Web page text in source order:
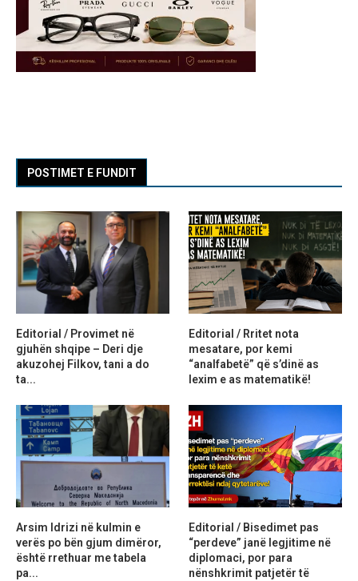
POSTIMET E FUNDIT
Editorial / Provimet në
gjuhën shqipe – Deri dje
akuzohej Filkov, tani a do
ta...
Editorial / Rritet nota
mesatare, por kemi
“analfabetë” që s’dinë as
lexim e as matematikë!
Arsim Idrizi në kulmin e
verës po bën gjum dimëror,
është rrethuar me tabela
pa...
Editorial / Bisedimet pas
“perdeve” janë legjitime në
diplomaci, por para
nënshkrimit patjetër të